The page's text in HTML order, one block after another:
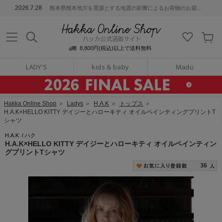
2026.7.28 熊本県熊本地方を震源とする地震の影響によるお荷物のお届けについて
8,800円(税込)以上で送料無料
LADY'S kids & baby Madu
通販サイト
Hakka Online Shop ＞ Ladys ＞ H.A.K ＞ トップス ＞
H.A.K×HELLO KITTY デイジーとハローキティ オイルペインティングプリントT
シャツ
H.A.K / ハク
H.A.K×HELLO KITTY デイジーとハローキティ オイルペインティン
グプリントTシャツ
36